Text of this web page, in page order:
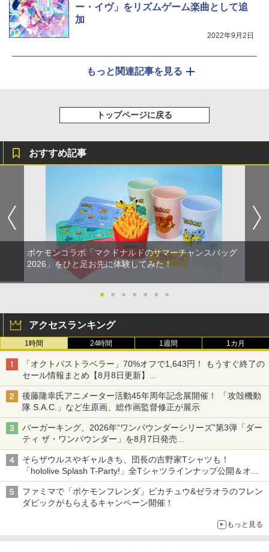
ー・イヴ」をリズムゲーム楽曲として追
加
2022年9月2日
もっと関連記事を見る
トップページに戻る
おすすめ記事
ポケモンコラボ「マクドナルドのサマーチャンスバッグ
2026」をひと足お先に体験してみた！
● ● ● ● ● ● ●
アクセスランキング
1時間 24時間 1週間 1カ月
「オクトパストラベラー」70%オフで1,643円！ もうすぐ終了の
セール情報まとめ【8月8日更新】
ニンテンドーeショップでは「大神 絶景版」が67%オフで990円
後藤隆幸氏アニメーター活動45年周年記念展開催！ 「攻殻機動
隊 S.A.C.」など生原画、総作画監督修正が展示
バーガーキング、2026年“ワンパウンダーシリーズ”第3弾「ダー
ティ ザ・ワンパウンダー」を8月7日発売
「特製ガーリックマヨソース」を使用した超大型チーズバーガー
そらザウルスやギャルきち、団長の吉野家Tシャツも！
「hololive Splash T-Party!」全Tシャツラインナップ公開＆オン
ライン販売開始
ファミマで「ポケモンフレンダ」ピカチュウ&ゼラオラのフレン
ダピックがもらえるキャンペーン開催！
もっと見る